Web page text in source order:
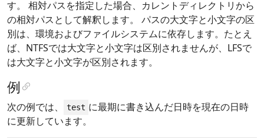
す。 相対パスを指定した場合、カレントディレクトリから
の相対パスとして解釈します。 パスの大文字と小文字の区
別は、環境およびファイルシステムに依存します。たとえ
ば、NTFSでは大文字と小文字は区別されませんが、LFSで
は大文字と小文字が区別されます。
例
次の例では、 test に最期に書き込んだ日時を現在の日時
に更新しています。